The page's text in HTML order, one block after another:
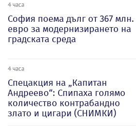
4 часа
София поема дълг от 367 млн.
евро за модернизирането на
градската среда
4 часа
Спецакция на „Капитан
Андреево“: Спипаха голямо
количество контрабандно
злато и цигари (СНИМКИ)